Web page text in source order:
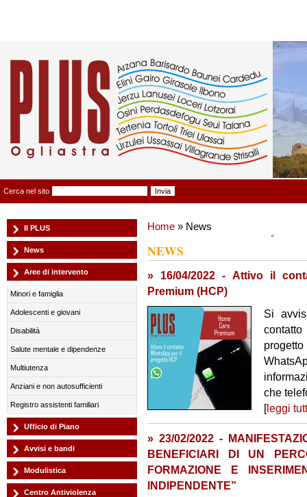
Cerca nel sito
Il PLUS
News
Aree di intervento
Minori e famiglia
Adolescenti e giovani
Disabilità
Salute mentale e dipendenze
Multiutenza
Anziani e non autosufficienti
Registro assistenti familiari
Ufficio di Piano
Avvisi e bandi
Modulistica
Centro Antiviolenza
Home » News
NEWS
» 16/04/2022 - Attivo il
Premium (HCP)
Si
che
[leggi
» 23/02/2022 -
BENEFICIARI DI UN
FORMAZIONE E
INDIPENDENTE”